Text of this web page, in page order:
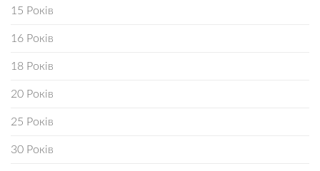
15 Років
16 Років
18 Років
20 Років
25 Років
30 Років